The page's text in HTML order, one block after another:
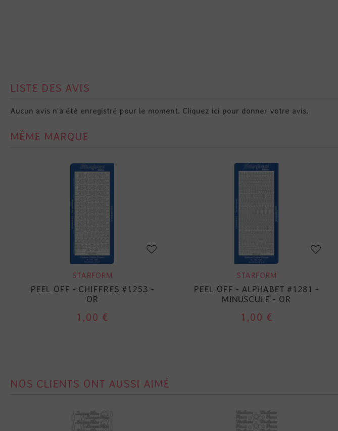
LISTE DES AVIS
Aucun avis n'a été enregistré pour le moment. Cliquez ici pour donner votre avis.
MÊME MARQUE
STARFORM
PEEL OFF - CHIFFRES #1253 -
OR
1,00 €
STARFORM
PEEL OFF - ALPHABET #1281 -
MINUSCULE - OR
1,00 €
NOS CLIENTS ONT AUSSI AIMÉ